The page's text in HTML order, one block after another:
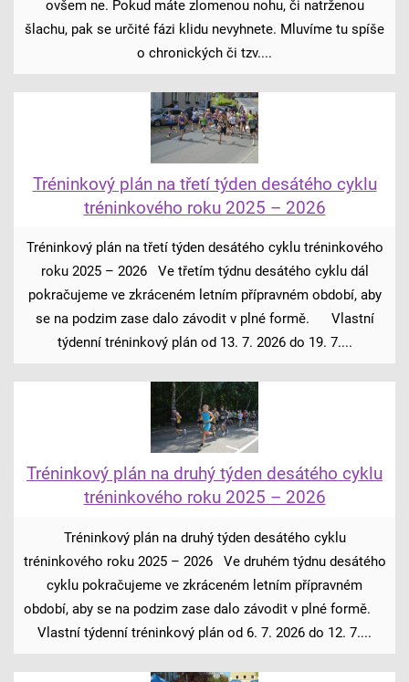
ovšem ne. Pokud máte zlomenou nohu, či natrženou
šlachu, pak se určité fázi klidu nevyhnete. Mluvíme tu spíše
o chronických či tzv....
Tréninkový plán na třetí týden desátého cyklu
tréninkového roku 2025 – 2026
Tréninkový plán na třetí týden desátého cyklu tréninkového
roku 2025 – 2026 Ve třetím týdnu desátého cyklu dál
pokračujeme ve zkráceném letním přípravném období, aby
se na podzim zase dalo závodit v plné formě. Vlastní
týdenní tréninkový plán od 13. 7. 2026 do 19. 7....
Tréninkový plán na druhý týden desátého cyklu
tréninkového roku 2025 – 2026
Tréninkový plán na druhý týden desátého cyklu
tréninkového roku 2025 – 2026 Ve druhém týdnu desátého
cyklu pokračujeme ve zkráceném letním přípravném
období, aby se na podzim zase dalo závodit v plné formě.
Vlastní týdenní tréninkový plán od 6. 7. 2026 do 12. 7....